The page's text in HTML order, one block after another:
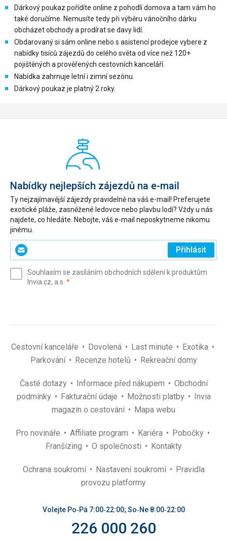
Dárkový poukaz pořídíte online z pohodlí domova a tam vám ho
také doručíme. Nemusíte tedy při výběru vánočního dárku
obcházet obchody a prodírat se davy lidí.
Obdarovaný si sám online nebo s asistencí prodejce vybere z
nabídky tisíců zájezdů do celého světa od více než 120+
pojištěných a prověřených cestovních kanceláří.
Nabídka zahrnuje letní i zimní sezónu.
Dárkový poukaz je platný 2 roky.
Nabídky nejlepších zájezdů na e-mail
Ty nejzajímavější zájezdy pravidelně na váš e-mail! Preferujete
exotické pláže, zasněžené ledovce nebo plavbu lodí? Vždy u nás
najdete, co hledáte. Nebojte, váš e-mail neposkytneme nikomu
jinému.
Zadejte
svůj
(povinné)
Přihlásit
Souhlasím se zasíláním obchodních sdělení k produktům
Invia.cz, a.s. *(povinné)
Cestovní kanceláře Dovolená Last minute
Exotika
Parkování
Recenze hotelů Rekreační domy
Časté dotazy Informace před nákupem
Obchodní
podmínky
Fakturační údaje Možnosti platby
Invia
magazín o cestování
Mapa webu
Pro novináře Affiliate program Kariéra
Pobočky
Franšízing
O společnosti Kontakty
Ochrana soukromí Nastavení soukromí
Pravidla
provozu platformy
Volejte Po‑Pá 7:00‑22:00; So‑Ne 8:00‑22:00
226 000 260